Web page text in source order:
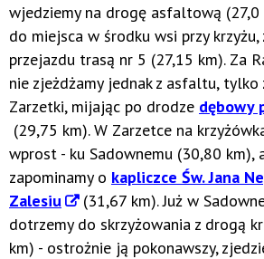
wjedziemy na drogę asfaltową
do miejsca w środku wsi przy krzyżu,
przejazdu trasą nr 5 (27,15 km). Za
nie zjeżdżamy jednak z asfaltu, tylko
Zarzetki, mijając po drodze dębowy
(29,75 km). W Zarzetce na
wprost - ku Sadownemu (30,80 km),
zapominamy o kapliczce Św. Jana
Zalesiu
(31,67 km). Już w
dotrzemy do skrzyżowania z drogą
km) - ostrożnie ją pokonawszy,